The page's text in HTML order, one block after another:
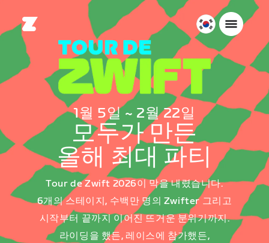
대
한
민
국
국
어
1월 5일 ~ 2월 22일
모두가 만든
올해 최대 파티
Tour de Zwift 2026이 막을 내렸습니다.
6개의 스테이지, 수백만 명의 Zwifter 그리고
시작부터 끝까지 이어진 뜨거운 분위기까지.
라이딩을 했든, 레이스에 참가했든,